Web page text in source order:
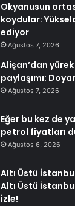
Okyanusun
koydular:
ediyor
Ağustos 7, 2026
Alişan’dan
paylaşımı:
Ağustos 7, 2026
Eğer bu kez de
petrol fiyatları
Ağustos 6, 2026
Altı Üstü
Altı Üstü
izle!